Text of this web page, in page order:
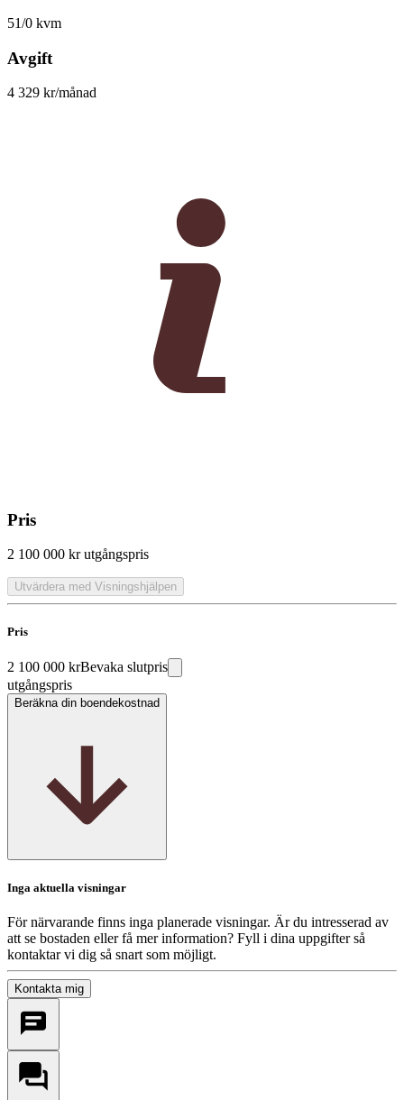
51/0 kvm
Avgift
4 329 kr/månad
Pris
2 100 000 kr utgångspris
Utvärdera med Visningshjälpen
Pris
2 100 000 krBevaka slutpris
utgångspris
Beräkna din boendekostnad
Inga aktuella visningar
För närvarande finns inga planerade visningar. Är du intresserad av
att se bostaden eller få mer information? Fyll i dina uppgifter så
kontaktar vi dig så snart som möjligt.
Kontakta mig